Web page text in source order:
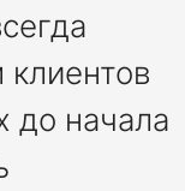
до начала